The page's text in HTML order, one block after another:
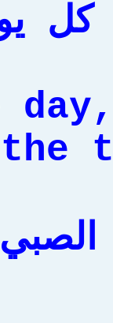
كل
the